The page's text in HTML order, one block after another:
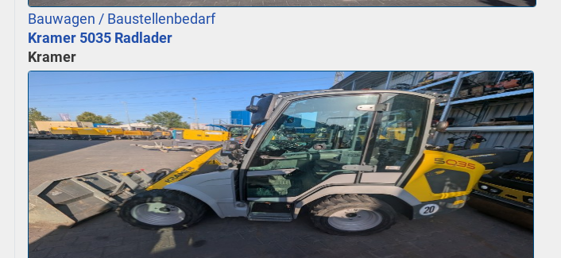
Bauwagen / Baustellenbedarf
Kramer 5035 Radlader
Kramer